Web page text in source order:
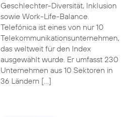
Geschlechter-Diversität, Inklusion
sowie Work-Life-Balance.
Telefónica ist eines von nur 10
Telekommunikationsunternehmen,
das weltweit für den Index
ausgewählt wurde. Er umfasst 230
Unternehmen aus 10 Sektoren in
36 Ländern […]